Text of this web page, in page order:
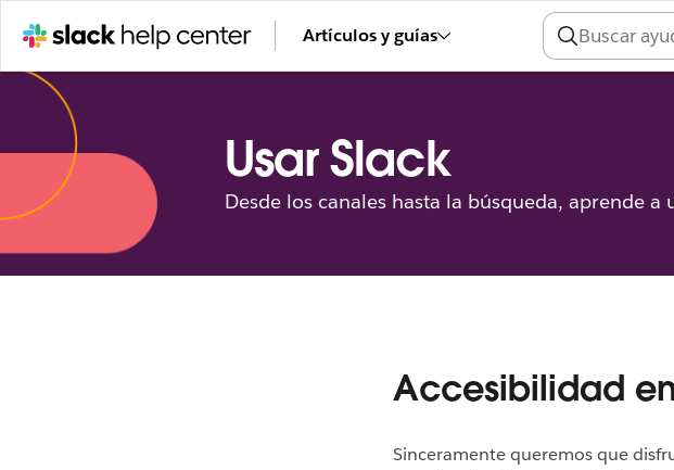
Artículos y guías
Usar Slack
Desde los canales hasta la búsqueda, aprende a
Accesibilidad
Sinceramente queremos que